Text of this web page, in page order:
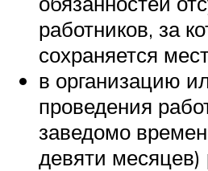
работников, за
сохраняется
в организацию
проведения
заведомо
девяти